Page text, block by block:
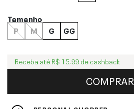
Tamanho
P
M G GG
Receba até R$ 15,99 de cashback
COMPRAR